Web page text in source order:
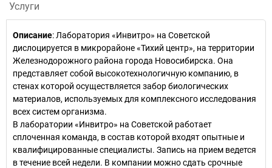
Услуги
Описание: Лаборатория «Инвитро» на Советской
дислоцируется в микрорайоне «Тихий центр», на территории
Железнодорожного района города Новосибирска. Она
представляет собой высокотехнологичную компанию, в
стенах которой осуществляется забор биологических
материалов, используемых для комплексного исследования
всех систем организма.
В лаборатории «Инвитро» на Советской работает
сплоченная команда, в состав которой входят опытные и
квалифицированные специалисты. Запись на прием ведется
в течение всей недели. В компании можно сдать срочные